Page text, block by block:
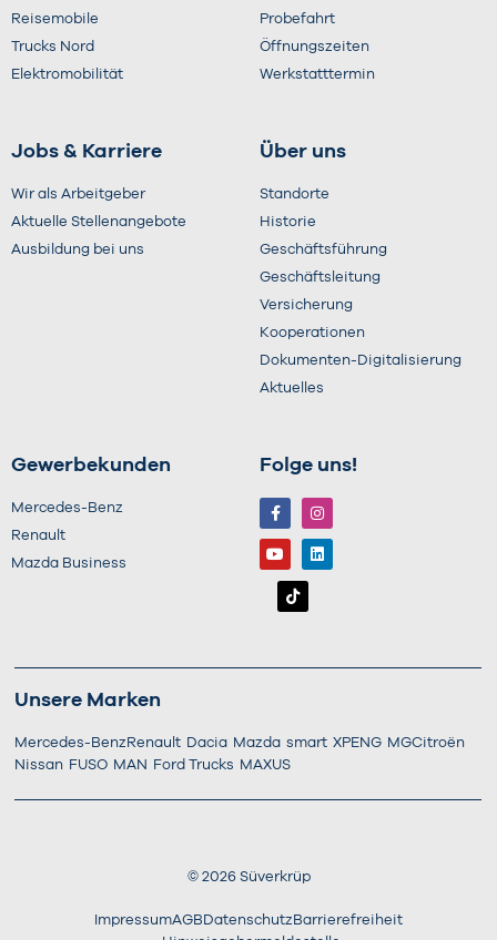
Reisemobile
Trucks Nord
Elektromobilität
Probefahrt
Öffnungszeiten
Werkstatttermin
Jobs & Karriere
Wir als Arbeitgeber
Aktuelle Stellenangebote
Ausbildung bei uns
Über uns
Standorte
Historie
Geschäftsführung
Geschäftsleitung
Versicherung
Kooperationen
Dokumenten-Digitalisierung
Aktuelles
Gewerbekunden
Mercedes-Benz
Renault
Mazda Business
Folge uns!
Unsere Marken
Mercedes-Benz Renault Dacia Mazda smart XPENG MGCitroën
Nissan FUSO MAN Ford Trucks MAXUS
© 2026Süverkrüp
ImpressumAGB Datenschutz Barrierefreiheit